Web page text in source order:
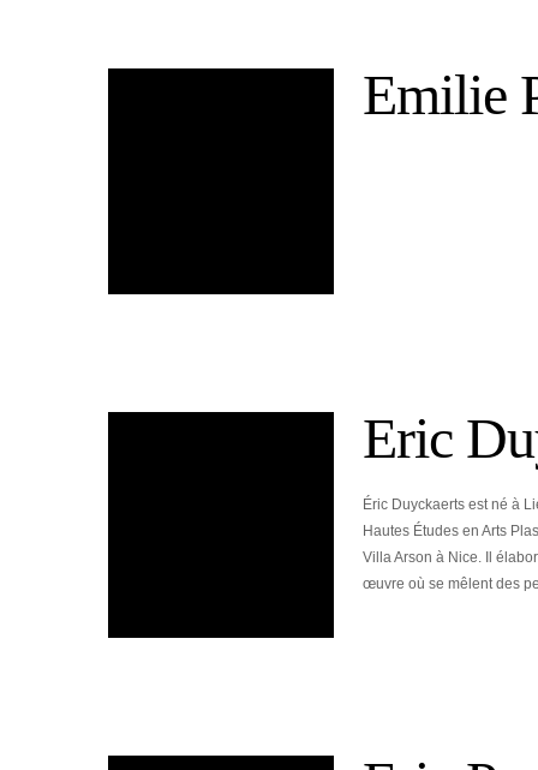
Emilie
Eric
Éric Duyckaerts est né à
Hautes Études en Arts
Villa Arson à Nice. Il
œuvre où se mêlent des